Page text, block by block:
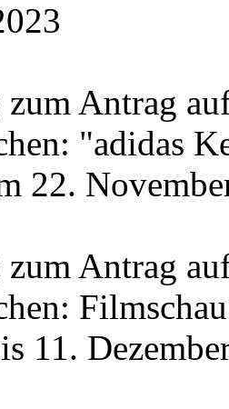
Antrag
"adidas
22.
Antrag
11.